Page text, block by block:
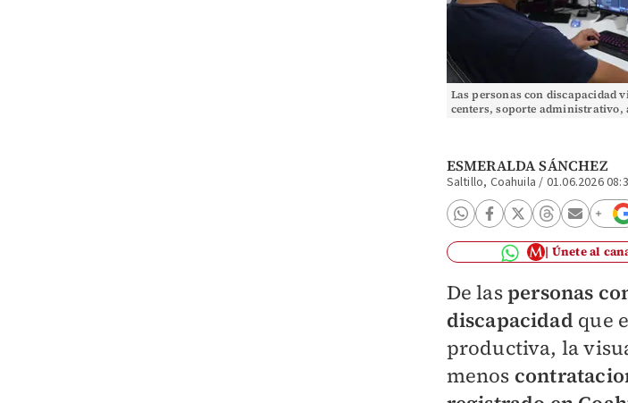
Las personas con discapacidad
centers, soporte administrativo,
ESMERALDA SÁNCHEZ
Saltillo, Coahuila / 01.06.2026
Únete al
De laspersonas
discapacidad que
productiva, la
menos